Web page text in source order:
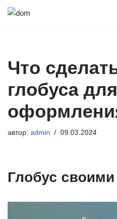
Что
глобуса для
автор: admin 09.03.2024
Глобус